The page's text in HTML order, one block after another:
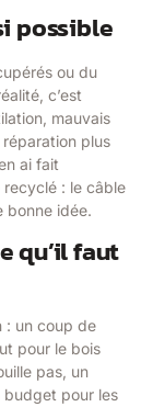
possible
ou du
c’est
mauvais
plus
ai fait
recyclé : le câble
bonne idée.
qu’il faut
: un coup de
pour le bois
pas, un
budget pour les